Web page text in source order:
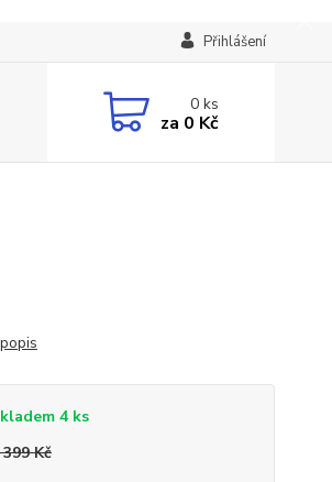
Přihlášení
0ks
za 0 Kč
4 ks
Kč